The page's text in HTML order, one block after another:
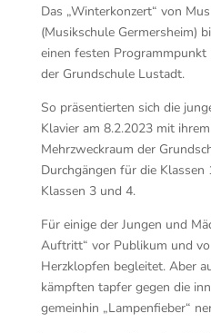
Das „Winterkonzert“ von
(Musikschule Germersheim)
einen festen
der Grundschule Lustadt.
So präsentierten sich die
Klavier am 8.2.2023 mit
Mehrzweckraum der
Durchgängen für die
Klassen 3 und 4.
Für einige der Jungen und
Auftritt“ vor Publikum und
Herzklopfen begleitet. Aber
kämpften tapfer gegen die
gemeinhin „Lampenfieber“